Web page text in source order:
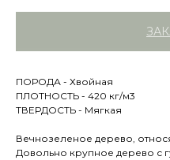
ПОРОДА - Хвойная
ПЛОТНОСТЬ - 420 кг/м3
ТВЕРДОСТЬ - Мягкая
Вечнозеленое дерево,
Довольно крупное дерево с